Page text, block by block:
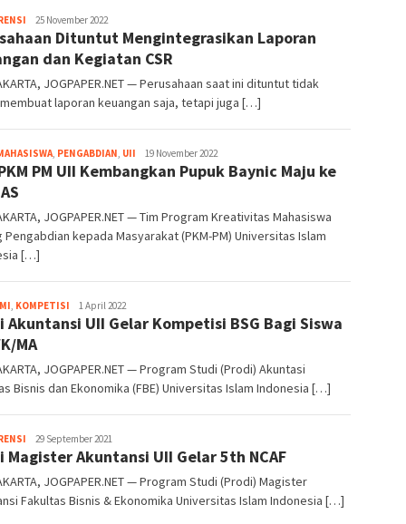
Heri
Purwata
25 November 2022
Dituntut Mengintegrasikan Laporan
dan Kegiatan CSR
JOGPAPER.NET — Perusahaan saat ini dituntut tidak
laporan keuangan saja, tetapi juga […]
, PENGABDIAN, UII Heri
Purwata
19 November 2022
PM UII Kembangkan Pupuk Baynic Maju ke
JOGPAPER.NET — Tim Program Kreativitas Mahasiswa
Pengabdian kepada Masyarakat (PKM-PM) Universitas Islam
[…]
, KOMPETISI Heri
Purwata
1 April 2022
Akuntansi UII Gelar Kompetisi BSG Bagi Siswa
MA
JOGPAPER.NET — Program Studi (Prodi) Akuntasi
Bisnis dan Ekonomika (FBE) Universitas Islam Indonesia […]
Heri
Purwata
29 September 2021
Magister Akuntansi UII Gelar 5th NCAF
JOGPAPER.NET — Program Studi (Prodi) Magister
Fakultas Bisnis & Ekonomika Universitas Islam Indonesia […]